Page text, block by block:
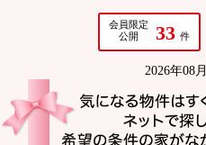
会員限定
公開
33 件
2026年08